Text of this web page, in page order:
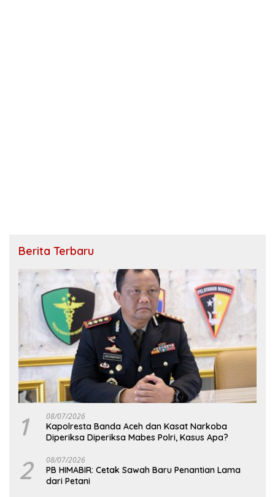
Berita Terbaru
1 08/07/2026
Kapolresta Banda Aceh dan Kasat Narkoba
Diperiksa Diperiksa Mabes Polri, Kasus Apa?
2 08/07/2026
PB HIMABIR: Cetak Sawah Baru Penantian Lama
dari Petani